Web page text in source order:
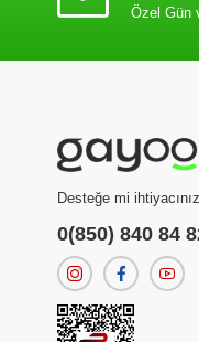
Özel Gün
Desteğe mi
0(850) 840 84